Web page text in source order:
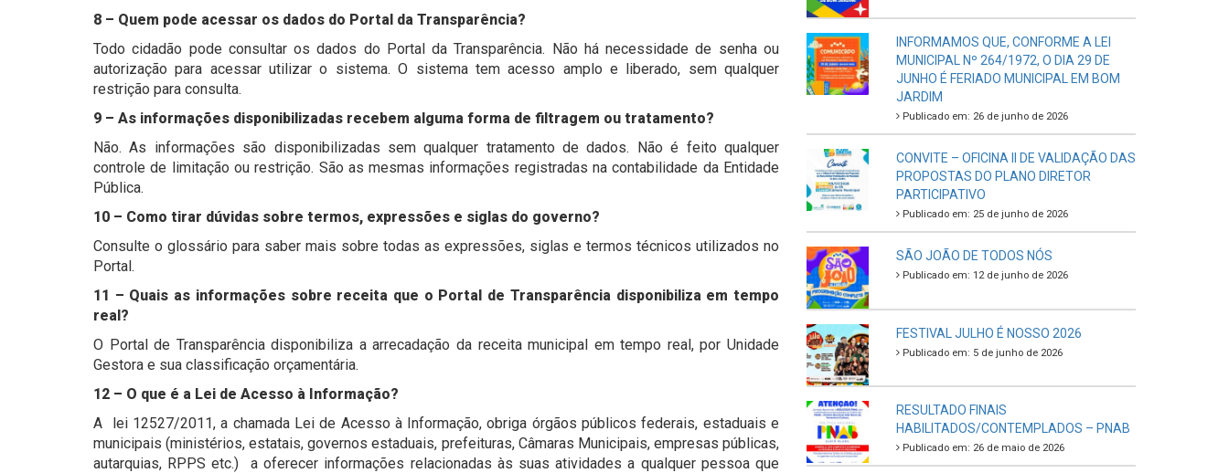
8 – Quem pode acessar os dados do Portal da Transparência?
Todo cidadão pode consultar os dados do Portal da Transparência. Não há necessidade de senha ou
autorização para acessar utilizar o sistema. O sistema tem acesso amplo e liberado, sem qualquer
restrição para consulta.
9 – As informações disponibilizadas recebem alguma forma de filtragem ou tratamento?
Não. As informações são disponibilizadas sem qualquer tratamento de dados. Não é feito qualquer
controle de limitação ou restrição. São as mesmas informações registradas na contabilidade da Entidade
Pública.
10 – Como tirar dúvidas sobre termos, expressões e siglas do governo?
Consulte o glossário para saber mais sobre todas as expressões, siglas e termos técnicos utilizados no
Portal.
11 – Quais as informações sobre receita que o Portal de Transparência disponibiliza em tempo
real?
O Portal de Transparência disponibiliza a arrecadação da receita municipal em tempo real, por Unidade
Gestora e sua classificação orçamentária.
12 – O que é a Lei de Acesso à Informação?
A lei 12527/2011, a chamada Lei de Acesso à Informação, obriga órgãos públicos federais, estaduais e
municipais (ministérios, estatais, governos estaduais, prefeituras, Câmaras Municipais, empresas públicas,
autarquias, RPPS etc.) a oferecer informações relacionadas às suas atividades a qualquer pessoa que
INFORMAMOS QUE, CONFORME A LEI
MUNICIPAL Nº 264/1972, O DIA 29 DE
JUNHO É FERIADO MUNICIPAL EM BOM
JARDIM
Publicado em: 26 de junho de 2026
CONVITE – OFICINA II DE VALIDAÇÃO DAS
PROPOSTAS DO PLANO DIRETOR
PARTICIPATIVO
Publicado em: 25 de junho de 2026
SÃO JOÃO DE TODOS NÓS
Publicado em: 12 de junho de 2026
FESTIVAL JULHO É NOSSO 2026
Publicado em: 5 de junho de 2026
RESULTADO FINAIS
HABILITADOS/CONTEMPLADOS – PNAB
Publicado em: 26 de maio de 2026